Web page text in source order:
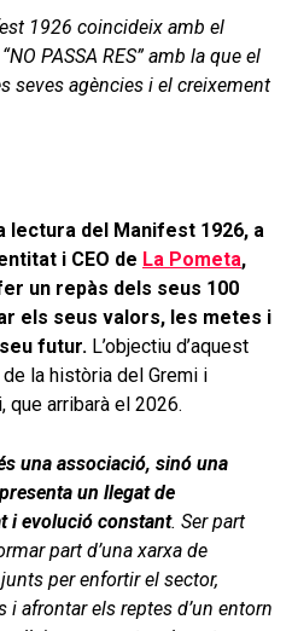
1926 coincideix amb el
PASSA RES” amb la que el
seves agències i el creixement
lectura del Manifest 1926, a
i CEO de La Pometa,
un repàs dels seus 100
els seus valors, les metes i
futur. L’objectiu d’aquest
la història del Gremi i
que arribarà el 2026.
una associació, sinó una
un llegat de
i evolució constant. Ser part
part d’una xarxa de
per enfortir el sector,
afrontar els reptes d’un entorn